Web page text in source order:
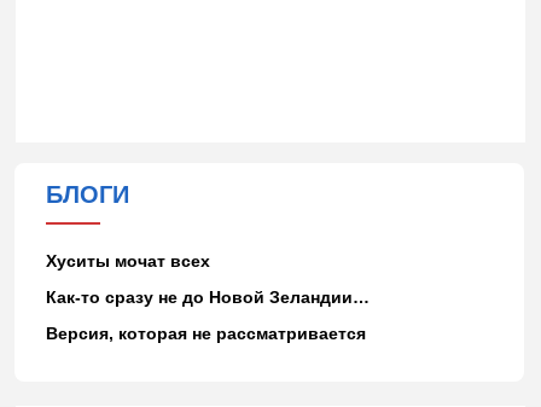
БЛОГИ
Хуситы мочат всех
Как-то сразу не до Новой Зеландии…
Версия, которая не рассматривается